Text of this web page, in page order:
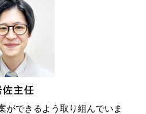
ができるよう取り組んでいま